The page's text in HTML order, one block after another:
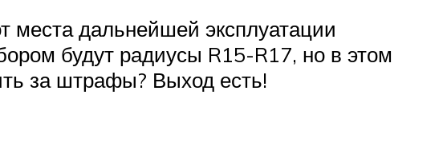
места дальнейшей эксплуатации
будут радиусы R15-R17, но в этом
за штрафы? Выход есть!